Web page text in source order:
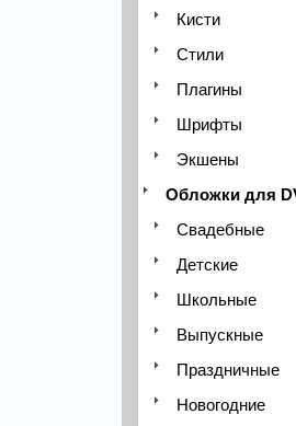
Кисти
Стили
Плагины
Шрифты
Экшены
Обложки для
Свадебные
Детские
Школьные
Выпускные
Праздничные
Новогодние